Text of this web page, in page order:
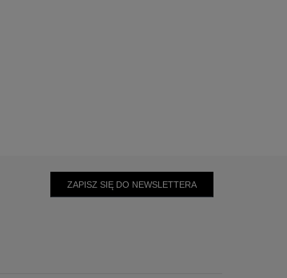
ZAPISZ SIĘ DO NEWSLETTERA